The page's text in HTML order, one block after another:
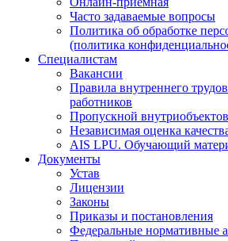
Часто задаваемые вопросы
Политика об обработке
(политика
Специалистам
Вакансии
Правила внутреннего
работников
Пропускной
Независимая оценка
AIS LPU. Обучающий
Документы
Устав
Лицензии
Законы
Приказы и постановления
Федеральные нормативные